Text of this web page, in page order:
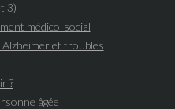
3)
médico-social
et troubles
?
âgée